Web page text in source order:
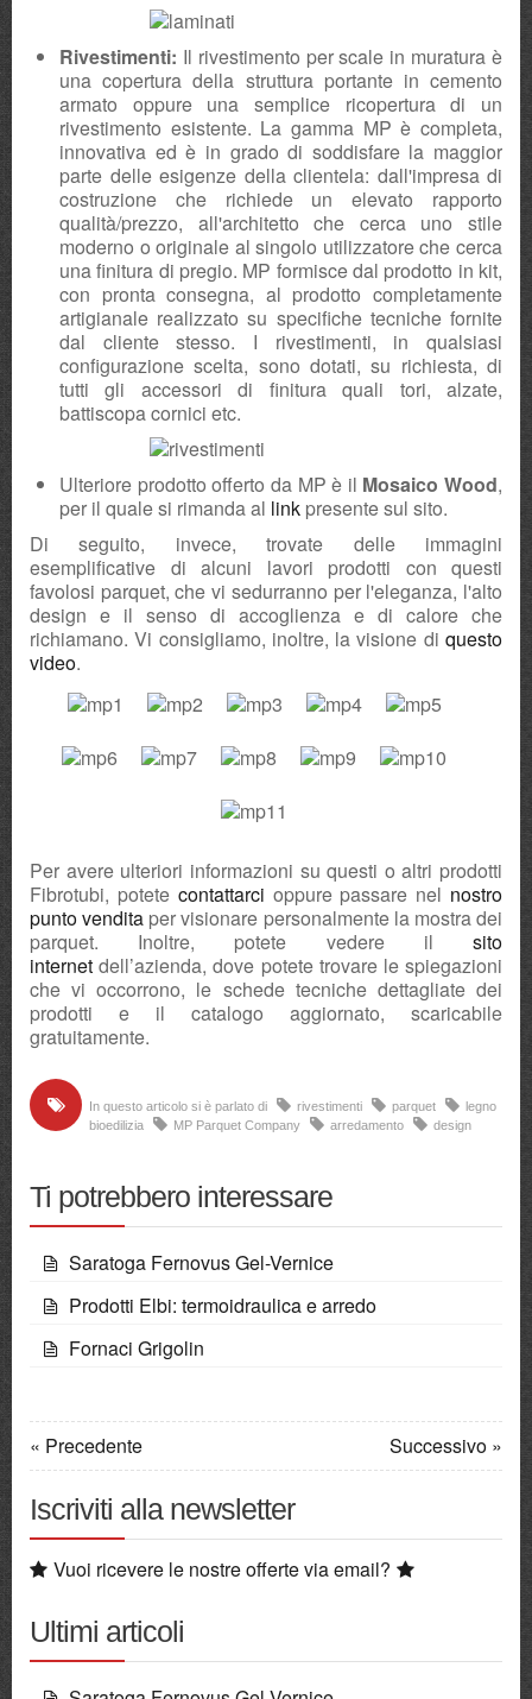
Rivestimenti: Il rivestimento per scale in muratura è
una copertura della struttura portante in cemento
armato oppure una semplice ricopertura di un
rivestimento esistente. La gamma MP è completa,
innovativa ed è in grado di soddisfare la maggior
parte delle esigenze della clientela: dall'impresa di
costruzione che richiede un elevato rapporto
qualità/prezzo, all'architetto che cerca uno stile
moderno o originale al singolo utilizzatore che cerca
una finitura di pregio. MP formisce dal prodotto in kit,
con pronta consegna, al prodotto completamente
artigianale realizzato su specifiche tecniche fornite
dal cliente stesso. I rivestimenti, in qualsiasi
configurazione scelta, sono dotati, su richiesta, di
tutti gli accessori di finitura quali tori, alzate,
battiscopa cornici etc.
Ulteriore prodotto offerto da MP è il Mosaico Wood,
per il quale si rimanda al link presente sul sito.
Di seguito, invece, trovate delle immagini
esemplificative di alcuni lavori prodotti con questi
favolosi parquet, che vi sedurranno per l'eleganza, l'alto
design e il senso di accoglienza e di calore che
richiamano. Vi consigliamo, inoltre, la visione di questo
video.
Per avere ulteriori informazioni su questi o altri prodotti
Fibrotubi, potete contattarci oppure passare nel nostro
punto vendita per visionare personalmente la mostra dei
parquet. Inoltre, potete vedere il sito
internet dell’azienda, dove potete trovare le spiegazioni
che vi occorrono, le schede tecniche dettagliate dei
prodotti e il catalogo aggiornato, scaricabile
gratuitamente.
In questo articolo si è parlato di rivestimenti parquet
legno
bioedilizia
MP Parquet Company arredamento design
Ti potrebbero interessare
Saratoga Fernovus Gel-Vernice
Prodotti Elbi: termoidraulica e arredo
Fornaci Grigolin
« Precedente Successivo »
Iscriviti alla newsletter
Vuoi ricevere le nostre offerte via email?
Ultimi articoli